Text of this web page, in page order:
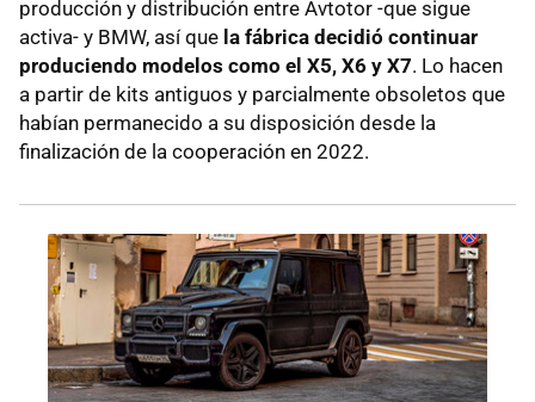
producción y distribución entre Avtotor -que sigue
activa- y BMW, así que la fábrica decidió continuar
produciendo modelos como el X5, X6 y X7. Lo hacen
a partir de kits antiguos y parcialmente obsoletos que
habían permanecido a su disposición desde la
finalización de la cooperación en 2022.